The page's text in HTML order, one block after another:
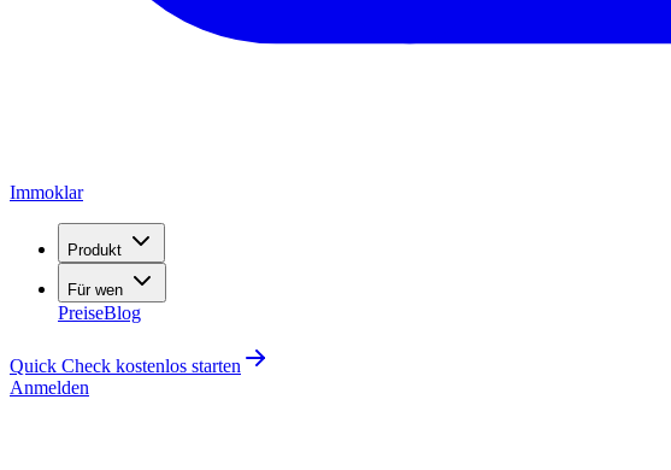
Immoklar
Produkt
Für wen
PreiseBlog
Quick Check kostenlos starten
Anmelden